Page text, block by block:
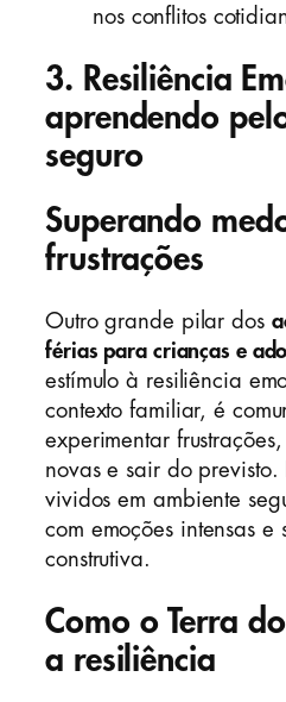
nos conflitos
3. Resiliência
aprendendo
seguro
Superando
frustrações
Outro grande pilar dos
férias para crianças e
estímulo à resiliência
contexto familiar, é
experimentar
novas e sair do previsto.
vividos em ambiente
com emoções intensas e
construtiva.
Como o Terra
a resiliência